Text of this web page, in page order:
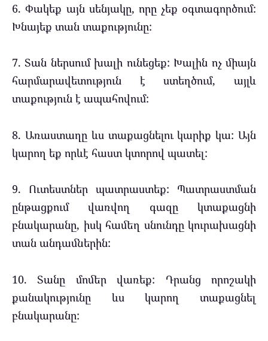
6. Փակեք այն սենյակը, որը չեք օգտագործում:
Խնայեք տան տաքությունը:
7. Տան ներսում խալի ունեցեք: Խալին ոչ միայն
հարմարավետություն է ստեղծում, այլև
տաքություն է ապահովում:
8. Առաստաղը ևս տաքացնելու կարիք կա: Այն
կարող եք որևէ հաստ կտորով պատել:
9. Ուտեստներ պատրաստեք: Պատրաստման
ընթացքում վառվող գազը կտաքացնի
բնակարանը, իսկ համեղ սնունդը կուրախացնի
տան անդամներին:
10. Տանը մոմեր վառեք: Դրանց որոշակի
քանակությունը ևս կարող տաքացնել
բնակարանը: